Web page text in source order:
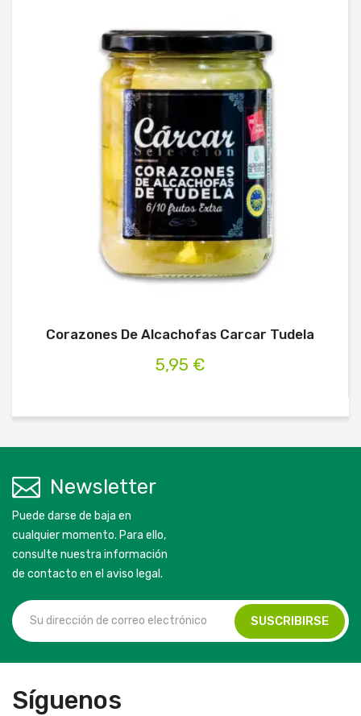
Corazones De Alcachofas Carcar Tudela
5,95 €
Newsletter
Puede darse de baja en
cualquier momento. Para ello,
consulte nuestra información
de contacto en el aviso legal.
Síguenos